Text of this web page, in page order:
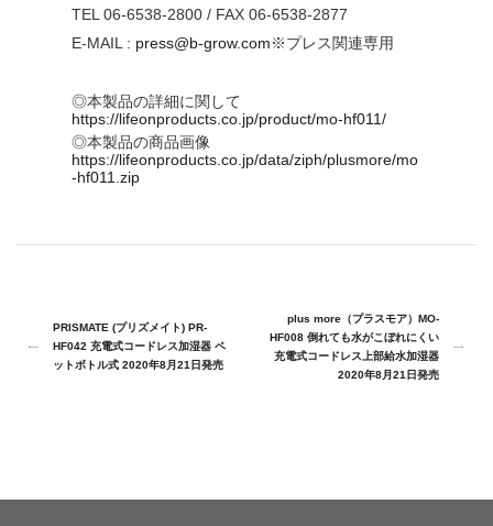
TEL 06-6538-2800 / FAX 06-6538-2877
E-MAIL : press@b-grow.com※プレス関連専用
◎本製品の詳細に関して
https://lifeonproducts.co.jp/product/mo-hf011/
◎本製品の商品画像
https://lifeonproducts.co.jp/data/ziph/plusmore/mo
-hf011.zip
PRISMATE (プリズメイト) PR-
HF042 充電式コードレス加湿器 ペ
ットボトル式 2020年8月21日発売
plus more（プラスモア）MO-
HF008 倒れても水がこぼれにくい
充電式コードレス上部給水加湿器
2020年8月21日発売